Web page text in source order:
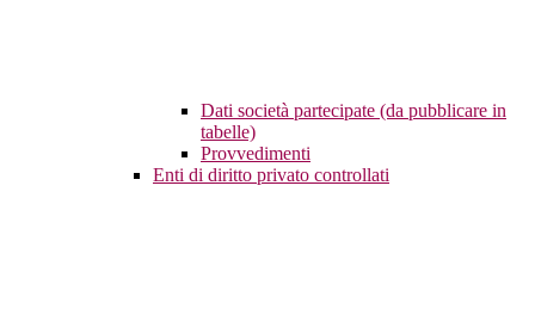
Dati società partecipate (da pubblicare in
tabelle)
Provvedimenti
Enti di diritto privato controllati